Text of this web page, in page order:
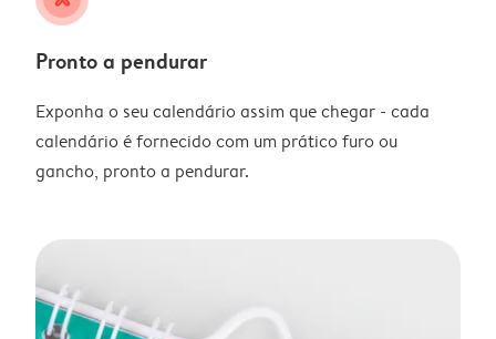
Pronto a pendurar
Exponha o seu calendário assim que chegar - cada
calendário é fornecido com um prático furo ou
gancho, pronto a pendurar.